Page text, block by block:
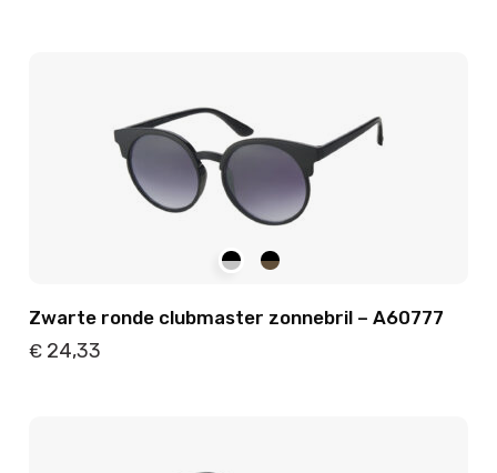
Zwarte ronde clubmaster zonnebril – A60777
€24,33